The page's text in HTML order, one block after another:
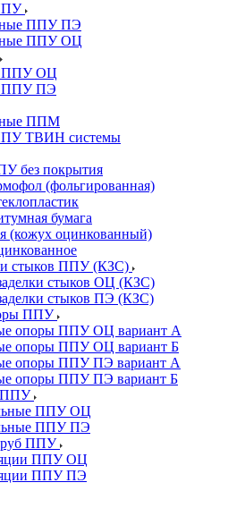
ППУ ПЭ
ППУ ОЦ
ППУ ОЦ
ППУ ПЭ
ППМ
ТВИН системы
без покрытия
(фольгированная)
бумага
(кожух оцинкованный)
стыков ППУ (КЗС)
стыков ОЦ (КЗС)
стыков ПЭ (КЗС)
ППУ
опоры ППУ ОЦ вариант А
опоры ППУ ОЦ вариант Б
опоры ППУ ПЭ вариант А
опоры ППУ ПЭ вариант Б
ППУ
ППУ ОЦ
ППУ ПЭ
ППУ
ППУ ОЦ
ППУ ПЭ